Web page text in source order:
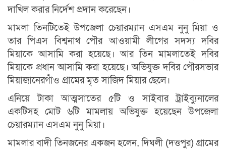
দাখিল করার নির্দেশ প্রদান করেছেন।
মামলা তিনটিতেই উপজেলা চেয়ারম্যান এসএম নুনু মিয়া ও
তার পিএস বিশ্বনাথ পৌর আওয়ামী লীগের সদস্য দবির
মিয়াকে আসামি করা হয়েছে। আর তিন মামলাতেই দবির
মিয়াকে প্রধান আসামি করা হয়েছে। অভিযুক্ত দবির পৌরসভার
মিয়াজানেরগাঁও গ্রামের মৃত সাজিদ মিয়ার ছেলে।
এনিয়ে টাকা আত্মসাতের ৫টি ও সাইবার ট্রাইব্যুনালের
একটিসহ মোট ৬টি মামলায় অভিযুক্ত হয়েছেন উপজেলা
চেয়ারম্যান এসএম নুনু মিয়া।
মামলার বাদী তিনজনের একজন হলেন, দিঘলী (দত্তপুর) গ্রামের